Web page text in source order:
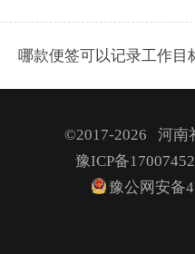
哪款便签可以记录工作目
©2017-2026 河南
豫ICP备
豫公网安备